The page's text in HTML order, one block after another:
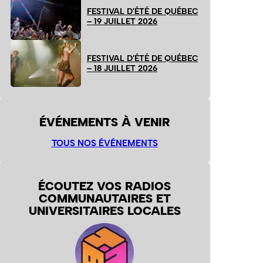
FESTIVAL D’ÉTÉ DE QUÉBEC
– 19 JUILLET 2026
FESTIVAL D’ÉTÉ DE QUÉBEC
– 18 JUILLET 2026
ÉVÉNEMENTS À VENIR
TOUS NOS ÉVÉNEMENTS
ÉCOUTEZ VOS RADIOS
COMMUNAUTAIRES ET
UNIVERSITAIRES LOCALES